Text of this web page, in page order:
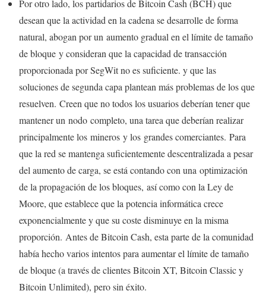
Por otro lado, los partidarios de Bitcoin Cash (BCH) que
desean que la actividad en la cadena se desarrolle de forma
natural, abogan por un aumento gradual en el límite de tamaño
de bloque y consideran que la capacidad de transacción
proporcionada por SegWit no es suficiente. y que las
soluciones de segunda capa plantean más problemas de los que
resuelven. Creen que no todos los usuarios deberían tener que
mantener un nodo completo, una tarea que deberían realizar
principalmente los mineros y los grandes comerciantes. Para
que la red se mantenga suficientemente descentralizada a pesar
del aumento de carga, se está contando con una optimización
de la propagación de los bloques, así como con la Ley de
Moore, que establece que la potencia informática crece
exponencialmente y que su coste disminuye en la misma
proporción. Antes de Bitcoin Cash, esta parte de la comunidad
había hecho varios intentos para aumentar el límite de tamaño
de bloque (a través de clientes Bitcoin XT, Bitcoin Classic y
Bitcoin Unlimited), pero sin éxito.